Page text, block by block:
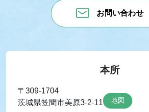
お問い合わせ
本所
〒309-1704
茨城県笠間市美原3-2-11
地図